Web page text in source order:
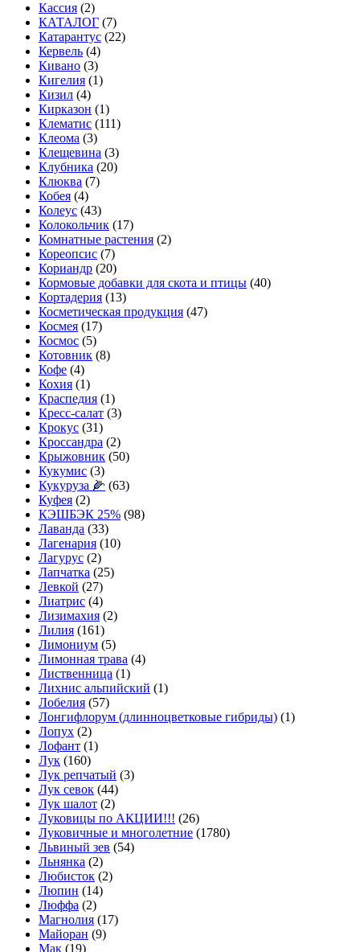
Кассия (2)
КАТАЛОГ (7)
Катарантус (22)
Кервель (4)
Кивано (3)
Кигелия (1)
Кизил (4)
Кирказон (1)
Клематис (111)
Клеома (3)
Клещевина (3)
Клубника (20)
Клюква (7)
Кобея (4)
Колеус (43)
Колокольчик (17)
Комнатные растения (2)
Кореопсис (7)
Кориандр (20)
Кормовые добавки для скота и птицы (40)
Кортадерия (13)
Косметическая продукция (47)
Космея (17)
Космос (5)
Котовник (8)
Кофе (4)
Кохия (1)
Краспедия (1)
Кресс-салат (3)
Крокус (31)
Кроссандра (2)
Крыжовник (50)
Кукумис (3)
Кукуруза 🌽 (63)
Куфея (2)
КЭШБЭК 25% (98)
Лаванда (33)
Лагенария (10)
Лагурус (2)
Лапчатка (25)
Левкой (27)
Лиатрис (4)
Лизимахия (2)
Лилия (161)
Лимониум (5)
Лимонная трава (4)
Лиственница (1)
Лихнис альпийский (1)
Лобелия (57)
Лонгифлорум (длинноцветковые гибриды) (1)
Лопух (2)
Лофант (1)
Лук (160)
Лук репчатый (3)
Лук севок (44)
Лук шалот (2)
Луковицы по АКЦИИ!!! (26)
Луковичные и многолетние (1780)
Львиный зев (54)
Льнянка (2)
Любисток (2)
Люпин (14)
Люффа (2)
Магнолия (17)
Майоран (9)
Мак (19)